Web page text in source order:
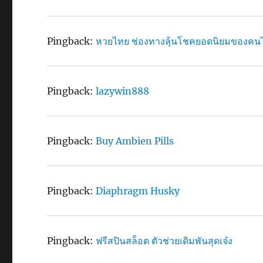
Pingback:หวยไทย ช่องทางลุ้นโชคยอดนิยมของคน
Pingback:lazywin888
Pingback:Buy Ambien Pills
Pingback:Diaphragm Husky
Pingback: ฟรีสปินสล็อต ตัวช่วยเดิมพันสุดเจ๋ง